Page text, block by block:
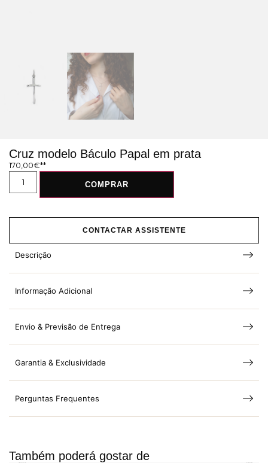
Cruz modelo Báculo Papal em prata
170,00€
COMPRAR
CONTACTAR ASSISTENTE
Descrição
Informação Adicional
Envio & Previsão de Entrega
Garantia & Exclusividade
Perguntas Frequentes
Também poderá gostar de